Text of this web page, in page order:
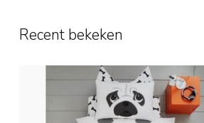
Recent bekeken